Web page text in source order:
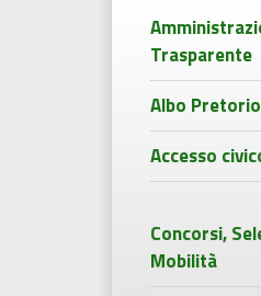
Trasparente
Albo Pretorio
Accesso
Concorsi,
Mobilità